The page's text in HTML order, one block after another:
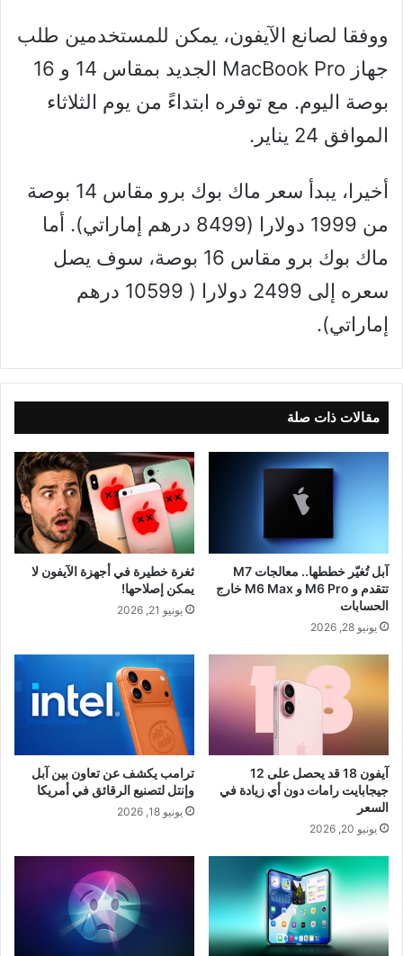
ووفقا لصانع الآيفون، يمكن للمستخدمين طلب
جهاز MacBook Pro الجديد بمقاس 14 و 16
بوصة اليوم. مع توفره ابتداءً من يوم الثلاثاء
الموافق 24 يناير.
أخيرا، يبدأ سعر ماك بوك برو مقاس 14 بوصة
من 1999 دولارا (8499 درهم إماراتي). أما
ماك بوك برو مقاس 16 بوصة، سوف يصل
سعره إلى 2499 دولارا ( 10599 درهم
إماراتي).
مقالات ذات صلة
آبل تُغيّر خططها.. معالجات M7
تتقدم و M6 Pro و M6 Max خارج
الحسابات
يونيو 28, 2026
ثغرة خطيرة في أجهزة الآيفون لا
يمكن إصلاحها!
يونيو 21, 2026
آيفون 18 قد يحصل على 12
جيجابايت رامات دون أي زيادة في
السعر
يونيو 20, 2026
ترامب يكشف عن تعاون بين آبل
وإنتل لتصنيع الرقائق في أمريكا
يونيو 18, 2026